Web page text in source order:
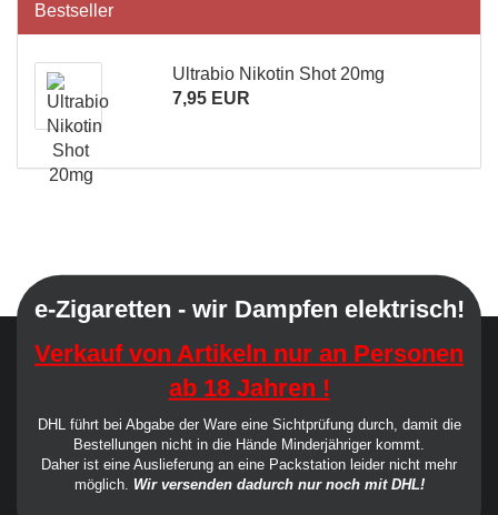
Bestseller
Ultrabio Nikotin Shot 20mg
7,95 EUR
e-Zigaretten - wir Dampfen elektrisch!
Verkauf von Artikeln nur an Personen
ab 18 Jahren !
DHL führt bei Abgabe der Ware eine Sichtprüfung durch, damit die
Bestellungen nicht in die Hände Minderjähriger kommt.
Daher ist eine Auslieferung an eine Packstation leider nicht mehr
möglich. Wir versenden dadurch nur noch mit DHL!